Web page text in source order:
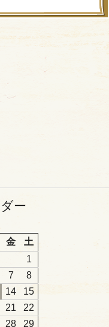
ー
金
土
1
7
8
14
15
21
22
28
29